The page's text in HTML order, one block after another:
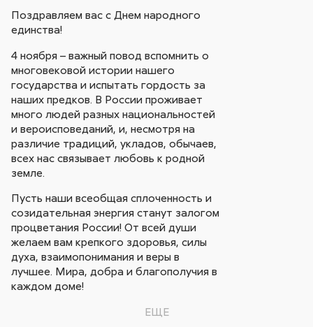
Поздравляем вас с Днем народного
единства!
4 ноября – важный повод вспомнить о
многовековой истории нашего
государства и испытать гордость за
наших предков. В России проживает
много людей разных национальностей
и вероисповеданий, и, несмотря на
различие традиций, укладов, обычаев,
всех нас связывает любовь к родной
земле.
Пусть наши всеобщая сплоченность и
созидательная энергия станут залогом
процветания России! От всей души
желаем вам крепкого здоровья, силы
духа, взаимопонимания и веры в
лучшее. Мира, добра и благополучия в
каждом доме!
ЕЩЕ